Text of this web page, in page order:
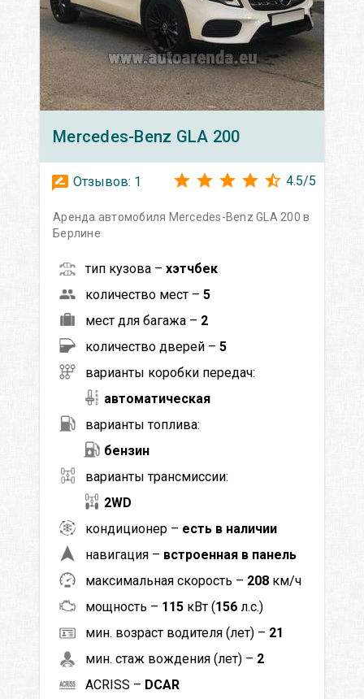
Mercedes-Benz GLA 200
Отзывов: 1 4.5/5
Аренда автомобиля Mercedes-Benz GLA 200 в
Берлине
тип кузова – хэтчбек
количество мест – 5
мест для багажа – 2
количество дверей – 5
варианты коробки передач:
автоматическая
варианты топлива:
бензин
варианты трансмиссии:
2WD
кондиционер – есть в наличии
навигация – встроенная в панель
максимальная скорость – 208 км/ч
мощность – 115 кВт (156 л.с.)
мин. возраст водителя (лет) – 21
мин. стаж вождения (лет) – 2
ACRISS – DCAR